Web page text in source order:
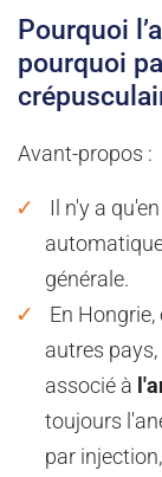
Pourquoi
pourquoi
Avant-propos :
Il n'y a
générale.
En
autres
associé à
toujours
par